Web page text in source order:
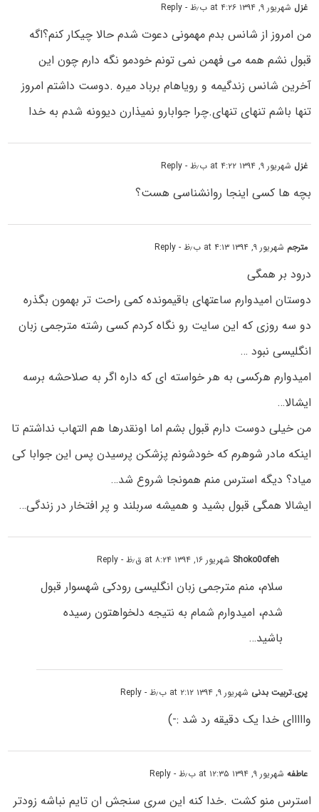
غزل شهریور ۹, ۱۳۹۴ at ۴:۲۶ ب٫ظ - Reply
من امروز از شانس بدم مهمونی دعوت شدم حالا چیکار کنم؟اگه
قبول نشم همه می فهمن نمی تونم خودمو نگه دارم چون این
آخرین شانس زندگیمه و رویاهام برباد میره .دوست داشتم امروز
تنها باشم تنهای تنهای.چرا جوابارو نمیذارن دیوونه شدم به خدا
غزل شهریور ۹, ۱۳۹۴ at ۴:۲۲ ب٫ظ - Reply
بچه ها کسی اینجا روانشناسی هست؟
مترجم شهریور ۹, ۱۳۹۴ at ۴:۱۳ ب٫ظ - Reply
درود بر همگی
دوستان امیدوارم ساعتهای باقیمونده کمی راحت تر بهمون بگذره
دو سه روزی که این سایت رو نگاه کردم کسی رشته مترجمی زبان
انگلیسی نبود …
امیدوارم هرکسی به هر خواسته ای که داره اگر به صلاحشه برسه
ایشالا…
من خیلی دوست دارم قبول بشم اما اونقدرها هم التهاب نداشتم تا
اینکه مادر شوهرم که خودشونم پزشکن پرسیدن پس این جوابا کی
میاد؟ دیگه استرس منم همونجا شروع شد…
ایشالا همگی قبول بشید و همیشه سربلند و پر افتخار در زندگی…
Shoko0ofeh شهریور ۱۶, ۱۳۹۴ at ۸:۲۴ ق٫ظ - Reply
سلام، منم مترجمی زبان انگلیسی رودکی شهسوار قبول
شدم، امیدوارم شمام به نتیجه دلخواهتون رسیده
باشید…
پری.تربیت بدنی شهریور ۹, ۱۳۹۴ at ۲:۱۲ ب٫ظ - Reply
وااااای خدا یک دقیقه رد شد :-)
عاطفهشهریور ۹, ۱۳۹۴ at ۱۲:۳۵ ب٫ظ - Reply
استرس منو کشت .خدا کنه این سری سنجش ان تایم نباشه زودتر